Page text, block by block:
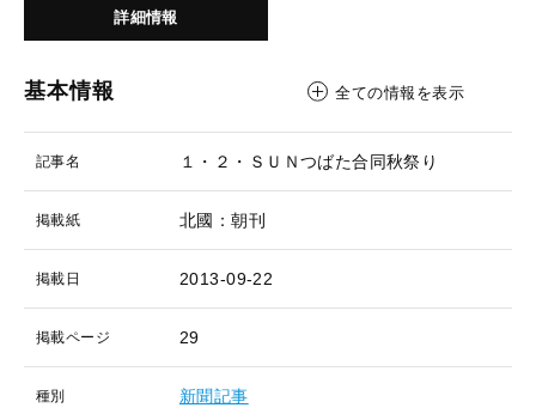
詳細情報
基本情報 全ての情報を表示
記事名 １・２・ＳＵＮつばた合同秋祭り
掲載紙 北國：朝刊
掲載日 2013-09-22
掲載ページ 29
種別 新聞記事